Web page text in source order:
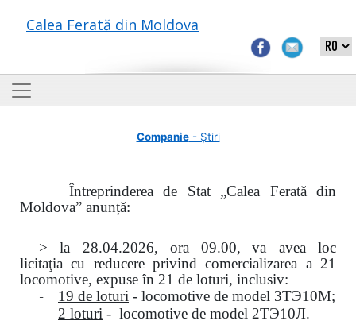
Calea Ferată din Moldova
Companie- Știri
Întreprinderea de Stat „Calea Ferată din
Moldova” anunță:
> la 28.04.2026, ora 09.00,
va avea loc
licitaţiacu reducere privind comercializarea a 21
locomotive, expuse în 21 de loturi, inclusiv:
- 19 de loturi - locomotive de model 3ТЭ10М;
- 2 loturi - locomotive de model 2ТЭ10Л.